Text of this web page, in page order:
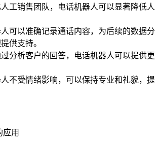
工销售团队，电话机器人可以显著降低人
可以准确记录通话内容，为后续的数据分
供支持。
分析客户的回答，电话机器人可以提供更
不受情绪影响，可以保持专业和礼貌，提
应用